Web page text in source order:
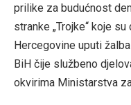
prilike za budućnost
stranke „Trojke“ koje
Hercegovine uputi
BiH čije službeno
okvirima Ministarstva